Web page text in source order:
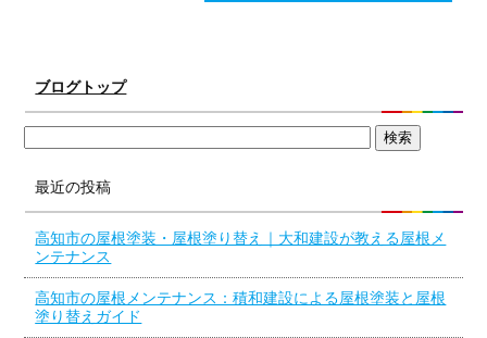
ブログトップ
最近の投稿
高知市の屋根塗装・屋根塗り替え｜大和建設が教える屋根メ
ンテナンス
高知市の屋根メンテナンス：積和建設による屋根塗装と屋根
塗り替えガイド